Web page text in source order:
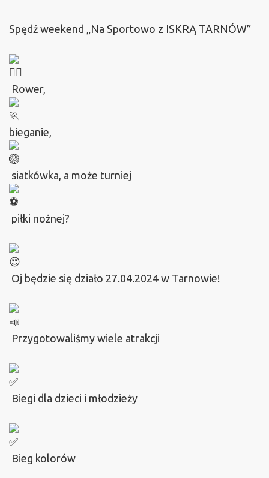
Iskrą
Spędź weekend „Na Sportowo z ISKRĄ TARNÓW”
Rower,
bieganie,
siatkówka, a może turniej
piłki nożnej?
Oj będzie się działo 27.04.2024 w Tarnowie!
Przygotowaliśmy wiele atrakcji
Biegi dla dzieci i młodzieży
Bieg kolorów